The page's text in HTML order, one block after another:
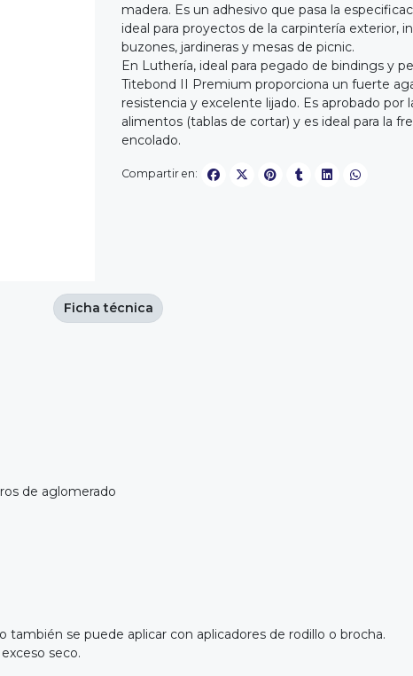
madera. Es un adhesivo que pasa la
ideal para proyectos de la carpintería exterior,
buzones, jardineras y mesas de picnic.
En Luthería, ideal para pegado de bindings y
Titebond II Premium proporciona un fuerte
resistencia y excelente lijado. Es aprobado
alimentos (tablas de cortar) y es ideal para la
encolado.
Compartir en:
de aglomerado
también se puede aplicar con aplicadores de rodillo o brocha.
seco.
Ficha técnica